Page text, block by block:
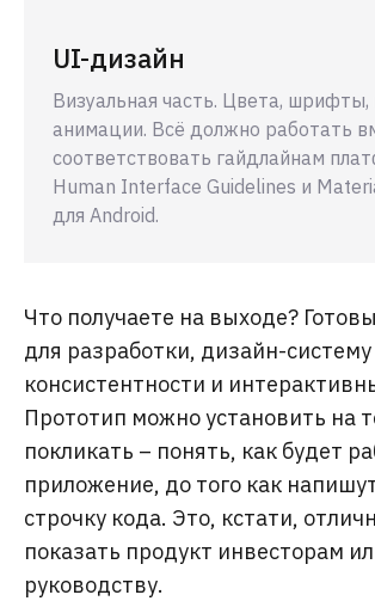
UI-дизайн
Визуальная часть. Цвета, шрифты,
анимации. Всё должно работать
соответствовать гайдлайнам
Human Interface Guidelines и
для Android.
Что получаете на выходе?
для разработки, дизайн-систему
консистентности и
Прототип можно установить на
покликать – понять, как будет
приложение, до того как
строчку кода. Это, кстати,
показать продукт инвесторам
руководству.